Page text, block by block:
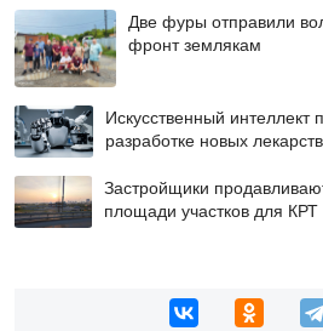
Две фуры отправили
фронт землякам
Искусственный интеллект
разработке новых
Застройщики
площади участков для